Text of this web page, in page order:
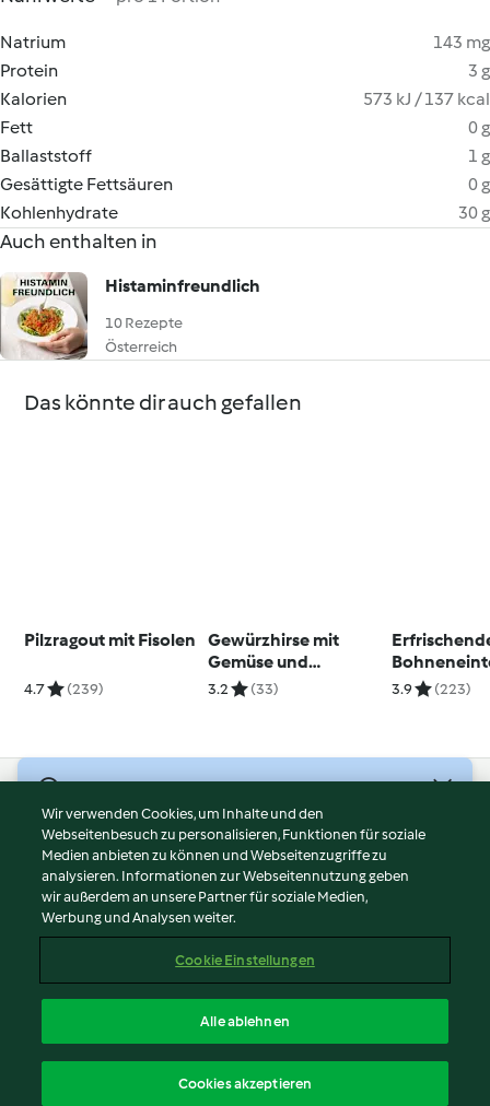
Natrium
143 mg
Protein
3 g
Kalorien
573 kJ / 137 kcal
Fett
0 g
Ballaststoff
1 g
Gesättigte Fettsäuren
0 g
Kohlenhydrate
30 g
Auch enthalten in
Histaminfreundlich
10 Rezepte
Österreich
Das könnte dir auch gefallen
Pilzragout mit Fisolen
4.7 (239)
Gewürzhirse mit
Gemüse und
Spiegeleiern
3.2 (33) 3.9 (223)
Nutzungsbedingungen
Datenschutzrichtlinien
Disclaimer
Impressum
Inhalt melden
Erklärung zur Barrierefreiheit
Wir verwenden Cookies, um Inhalte und den
Webseitenbesuch zu personalisieren, Funktionen für soziale
Medien anbieten zu können und Webseitenzugriffe zu
analysieren. Informationen zur Webseitennutzung geben
wir außerdem an unsere Partner für soziale Medien,
Werbung und Analysen weiter.
Cookie Einstellungen
Alle ablehnen
Cookies akzeptieren